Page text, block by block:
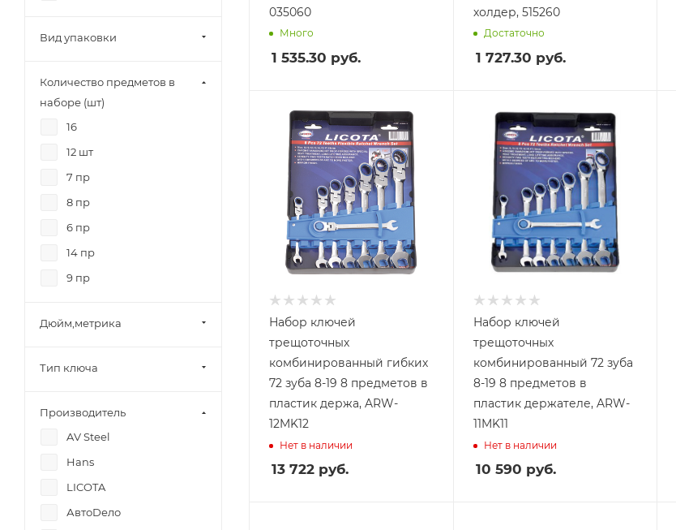
035060
Много
1 535.30 руб.
холдер, 515260
Достаточно
1 727.30 руб.
Набор ключей
трещоточных
комбинированный гибких
72 зуба 8-19 8 предметов в
пластик держа, ARW-
12MK12
Нет в наличии
13 722 руб.
Набор ключей
трещоточных
комбинированный 72 зуба
8-19 8 предметов в
пластик держателе, ARW-
11MK11
Нет в наличии
10 590 руб.
Вид упаковки
Количество предметов в
наборе (шт)
16
12 шт
7 пр
8 пр
6 пр
14 пр
9 пр
Дюйм,метрика
Тип ключа
Производитель
AV Steel
Hans
LICOTA
АвтоDело